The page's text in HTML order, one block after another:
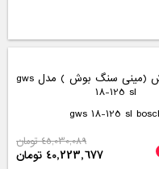
فرز نک مدل 8315
8315 NEK
ناموجود